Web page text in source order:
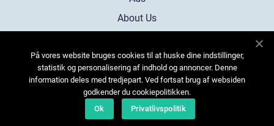
About Us
Contact
Sitemap
På vores website bruges cookies til at huske dine indstillinger,
statistik og personalisering af indhold og annoncer. Denne
information deles med tredjepart. Ved fortsat brug af websiden
godkender du cookiepolitikken.
Ok
Privatlivspolitik